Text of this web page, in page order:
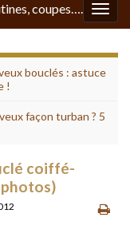
coupes….
bouclés : astuce
!
façon turban ? 5
coiffé-